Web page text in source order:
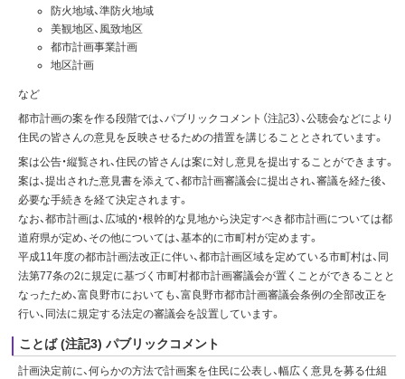
防火地域、準防火地域
美観地区、風致地区
都市計画事業計画
地区計画
など
都市計画の案を作る段階では、パブリックコメント（注記3）、公聴会などにより
住民の皆さんの意見を反映させるための措置を講じることとされています。
案は公告・縦覧され、住民の皆さんは案に対し意見を提出することができます。
案は、提出された意見書を添えて、都市計画審議会に提出され、審議を経た後、
必要な手続きを経て決定されます。
なお、都市計画は、広域的・根幹的な見地から決定すべき都市計画については都
道府県が定め、その他については、基本的に市町村が定めます。
平成11年度の都市計画法改正に伴い、都市計画区域を定めている市町村は、同
法第77条の2に規定に基づく市町村都市計画審議会が置くことができることと
なったため、富良野市においても、富良野市都市計画審議会条例の全部改正を
行い、同法に規定する法定の審議会を設置しています。
ことば (注記3) パブリックコメント
計画決定前に、何らかの方法で計画案を住民に公表し、幅広く意見を募る仕組